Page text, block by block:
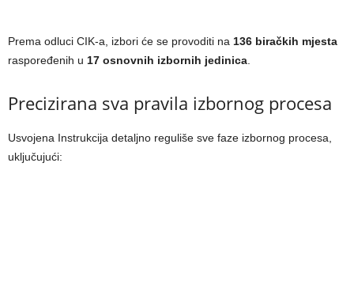
Prema odluci CIK-a, izbori će se provoditi na 136 biračkih mjesta
raspoređenih u 17 osnovnih izbornih jedinica.
Precizirana sva pravila izbornog procesa
Usvojena Instrukcija detaljno reguliše sve faze izbornog procesa,
uključujući: